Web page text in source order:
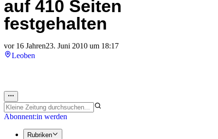
auf 410 Seiten
festgehalten
vor 16 Jahren23. Juni 2010 um 18:17
Leoben
Abonnent:in werden
Rubriken